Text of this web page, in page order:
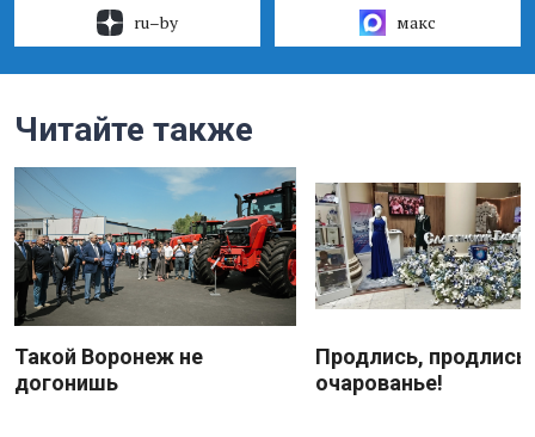
ru–by макс
Читайте также
Такой Воронеж не
догонишь
Продлись, продлись
очарованье!